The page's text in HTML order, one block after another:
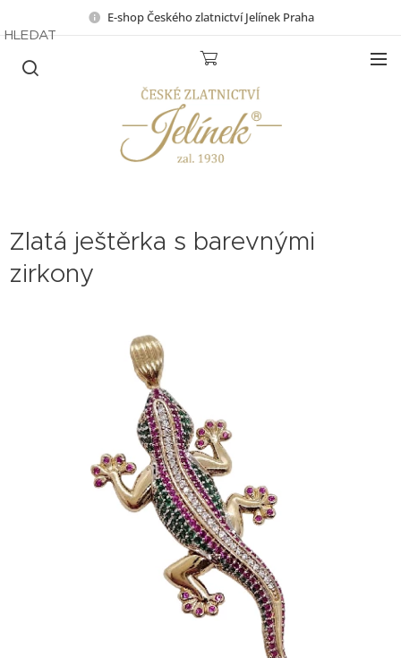
E-shop Českého zlatnictví Jelínek Praha
HLEDAT
Zlatá ještěrka s barevnými
zirkony